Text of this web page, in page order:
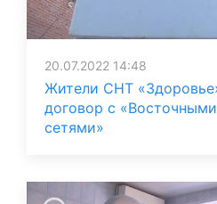
20.07.2022 14:48
Жители СНТ
договор с
сетями»